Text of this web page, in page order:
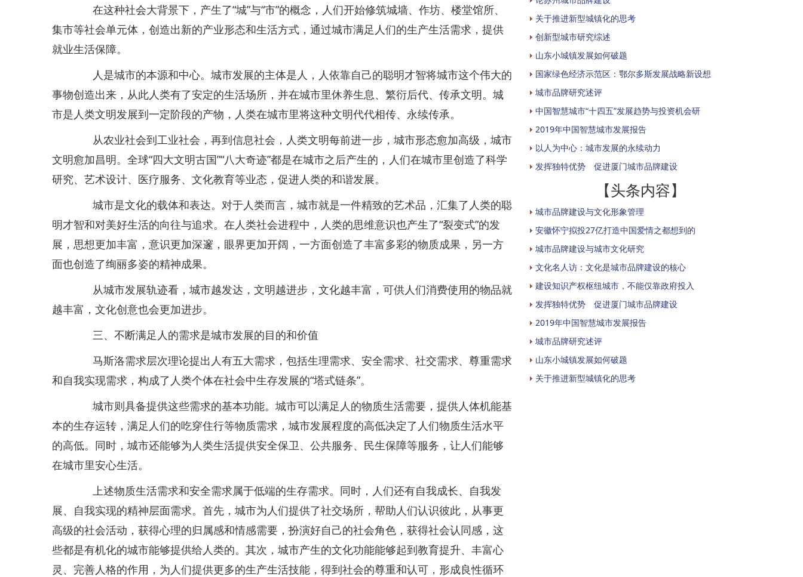
在这种社会大背景下，产生了“城”与“市”的概念，人们开始修筑城墙、作坊、楼堂馆所、
集市等社会单元体，创造出新的产业形态和生活方式，通过城市满足人们的生产生活需求，提供
就业生活保障。
人是城市的本源和中心。城市发展的主体是人，人依靠自己的聪明才智将城市这个伟大的
事物创造出来，从此人类有了安定的生活场所，并在城市里休养生息、繁衍后代、传承文明。城
市是人类文明发展到一定阶段的产物，人类在城市里将这种文明代代相传、永续传承。
从农业社会到工业社会，再到信息社会，人类文明每前进一步，城市形态愈加高级，城市
文明愈加昌明。全球“四大文明古国”“八大奇迹”都是在城市之后产生的，人们在城市里创造了科学
研究、艺术设计、医疗服务、文化教育等业态，促进人类的和谐发展。
城市是文化的载体和表达。对于人类而言，城市就是一件精致的艺术品，汇集了人类的聪
明才智和对美好生活的向往与追求。在人类社会进程中，人类的思维意识也产生了“裂变式”的发
展，思想更加丰富，意识更加深邃，眼界更加开阔，一方面创造了丰富多彩的物质成果，另一方
面也创造了绚丽多姿的精神成果。
从城市发展轨迹看，城市越发达，文明越进步，文化越丰富，可供人们消费使用的物品就
越丰富，文化创意也会更加进步。
三、不断满足人的需求是城市发展的目的和价值
马斯洛需求层次理论提出人有五大需求，包括生理需求、安全需求、社交需求、尊重需求
和自我实现需求，构成了人类个体在社会中生存发展的“塔式链条”。
城市则具备提供这些需求的基本功能。城市可以满足人的物质生活需要，提供人体机能基
本的生存运转，满足人们的吃穿住行等物质需求，城市发展程度的高低决定了人们物质生活水平
的高低。同时，城市还能够为人类生活提供安全保卫、公共服务、民生保障等服务，让人们能够
在城市里安心生活。
上述物质生活需求和安全需求属于低端的生存需求。同时，人们还有自我成长、自我发
展、自我实现的精神层面需求。首先，城市为人们提供了社交场所，帮助人们认识彼此，从事更
高级的社会活动，获得心理的归属感和情感需要，扮演好自己的社会角色，获得社会认同感，这
些都是有机化的城市能够提供给人类的。其次，城市产生的文化功能能够起到教育提升、丰富心
灵、完善人格的作用，为人们提供更多的生产生活技能，得到社会的尊重和认可，形成良性循环
关于推进新型城镇化的思考
创新型城市研究综述
山东小城镇发展如何破题
国家绿色经济示范区：鄂尔多斯发展战略新设想
城市品牌研究述评
中国智慧城市“十四五”发展趋势与投资机会研
2019年中国智慧城市发展报告
以人为中心：城市发展的永续动力
发挥独特优势 促进厦门城市品牌建设
【头条内容】
城市品牌建设与文化形象管理
安徽怀宁拟投27亿打造中国爱情之都想到的
城市品牌建设与城市文化研究
文化名人访：文化是城市品牌建设的核心
建设知识产权枢纽城市，不能仅靠政府投入
发挥独特优势 促进厦门城市品牌建设
2019年中国智慧城市发展报告
城市品牌研究述评
山东小城镇发展如何破题
关于推进新型城镇化的思考